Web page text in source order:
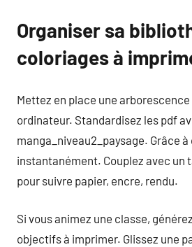
Organiser sa
coloriages à
Mettez en place une
ordinateur. Standardisez les pdf
manga_niveau2_paysage. Grâce
instantanément. Couplez avec un
pour suivre papier, encre, rendu.
Si vous animez une classe,
objectifs à imprimer. Glissez une